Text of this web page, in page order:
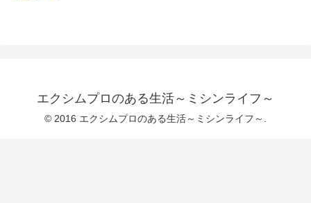
エクシムプロのある生活～ミシンライフ～
© 2016 エクシムプロのある生活～ミシンライフ～.